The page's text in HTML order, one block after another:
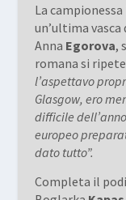
La
un’ultima vasca
Anna Egorova,
romana si
l’aspettavo
Glasgow, ero
difficile
europeo
dato tutto”.
Completa il